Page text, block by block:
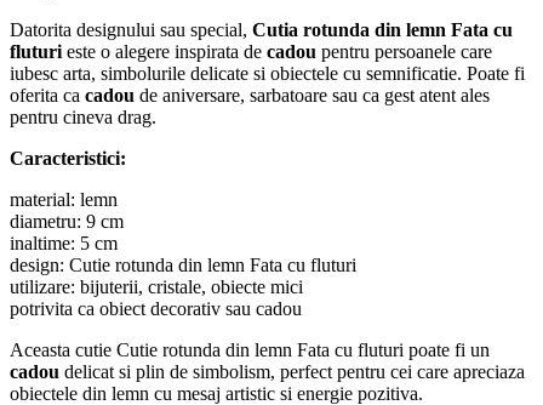
Datorita designului sau special, Cutia rotunda din lemn Fata cu
fluturi este o alegere inspirata de cadou pentru persoanele care
iubesc arta, simbolurile delicate si obiectele cu semnificatie. Poate fi
oferita ca cadou de aniversare, sarbatoare sau ca gest atent ales
pentru cineva drag.
Caracteristici:
material: lemn
diametru: 9 cm
inaltime: 5 cm
design: Cutie rotunda din lemn Fata cu fluturi
utilizare: bijuterii, cristale, obiecte mici
potrivita ca obiect decorativ sau cadou
Aceasta cutie Cutie rotunda din lemn Fata cu fluturi poate fi un
cadou delicat si plin de simbolism, perfect pentru cei care apreciaza
obiectele din lemn cu mesaj artistic si energie pozitiva.